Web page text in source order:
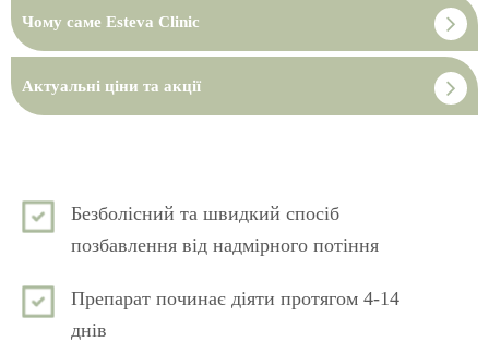
Чому саме Esteva Clinic
Актуальні ціни та акції
Безболісний та швидкий спосіб
позбавлення від надмірного потіння
Препарат починає діяти протягом 4-14
днів